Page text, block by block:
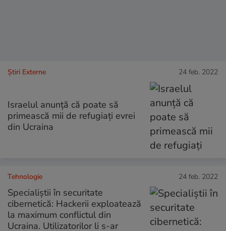
Știri Externe 24 feb. 2022
Israelul anunță că poate să
primească mii de refugiați evrei
din Ucraina
Tehnologie 24 feb. 2022
Specialiștii în securitate
cibernetică: Hackerii exploatează
la maximum conflictul din
Ucraina. Utilizatorilor li s-ar